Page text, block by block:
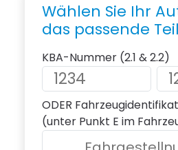
Wählen Sie Ihr
das passende
KBA-Nummer (2.1 & 2.2)
ODER
(unter Punkt E im